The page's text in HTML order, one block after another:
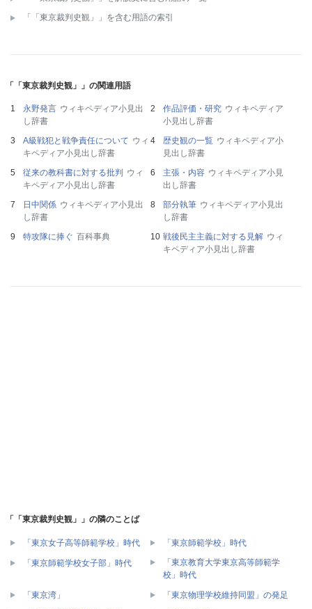
「「東京裁判史観」」を含む用語の索引
「「東京裁判史観」」の関連用語
永野発言 ウィキペディア小見出
し辞書
作品評価・研究 ウィキペディア
小見出し辞書
A級戦犯と戦争責任について ウィ
キペディア小見出し辞書
歴史観の一覧 ウィキペディア小
見出し辞書
従来の教科書に対する批判
ウィ
キペディア小見出し辞書
主張・内容 ウィキペディア小見
出し辞書
日中関係 ウィキペディア小見出
し辞書
部分執筆 ウィキペディア小見出
し辞書
特攻隊に捧ぐ 百科事典 戦後民主主義に対する見解 ウィ
キペディア小見出し辞書
「「東京裁判史観」」の隣のことば
「東京女子高等師範学校」時代 「東京師範学校」時代
「東京師範学校女子部」時代
「東京教育大学東京高等師範学
校」時代
「東京湾」 「東京物理学校維持同盟」の発足